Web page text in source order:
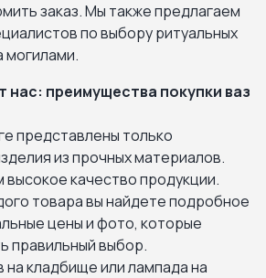
заказ. Мы также предлагаем
по выбору ритуальных
могилами.
нас: преимущества покупки ваз
представлены только
из прочных материалов.
качество продукции.
товара вы найдете подробное
цены и фото, которые
правильный выбор.
на кладбище или лампада на